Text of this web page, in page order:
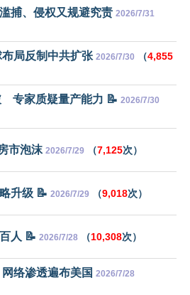
捕、侵权又规避究责 2026/7/31
局反制中共扩张 2026/7/30 （4,855
专家质疑量产能力 📝 2026/7/30
市泡沫 2026/7/29 （7,125次）
升级 📝 2026/7/29 （9,018次）
人 📝 2026/7/28 （10,308次）
络渗透遍布美国 2026/7/28